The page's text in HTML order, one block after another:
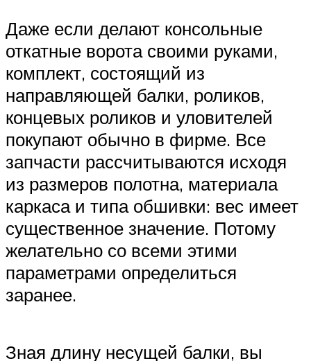
Даже если делают консольные
откатные ворота своими руками,
комплект, состоящий из
направляющей балки, роликов,
концевых роликов и уловителей
покупают обычно в фирме. Все
запчасти рассчитываются исходя
из размеров полотна, материала
каркаса и типа обшивки: вес имеет
существенное значение. Потому
желательно со всеми этими
параметрами определиться
заранее.
Зная длину несущей балки, вы